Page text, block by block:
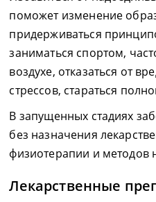
поможет изменение
придерживаться
заниматься спортом,
воздухе, отказаться от
стрессов, стараться
В запущенных стадиях
без назначения
физиотерапии и
Лекарственные